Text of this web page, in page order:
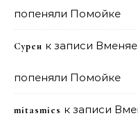
попеняли Помойке
Сурен к записи
попеняли Помойке
mitasmies к записи